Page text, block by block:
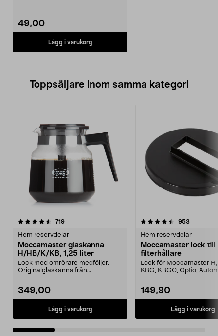
49,00
Lägg i varukorg
Toppsäljare inom samma kategori
719recensioner
Hem reservdelar
Moccamaster glaskanna
H/HB/K/KB, 1,25 liter
Lock med omrörare medföljer.
Originalglaskanna från
349,00
Lägg i varukorg
4.5 av 5 stjärnor 953
Hem reservdelar
Moccamaster lock till
filterhållare
Lock för Moccamaster H,
KBG, KBGC, Optio,
149,90
Lägg i varukorg
4.5 av 5 stjärnor